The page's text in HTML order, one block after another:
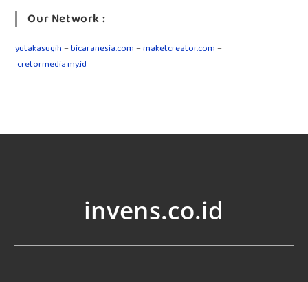
Our Network :
yutakasugih–bicaranesia.com–maketcreator.com–
cretormedia.my.id
invens.co.id